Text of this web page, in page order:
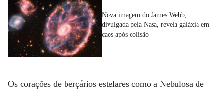
Nova imagem do James Webb,
divulgada pela Nasa, revela galáxia em
caos após colisão
Os corações de berçários estelares como a Nebulosa de